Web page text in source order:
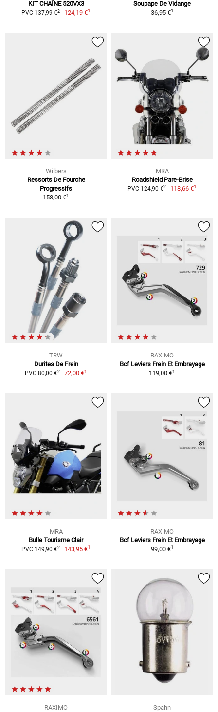
KIT CHAÎNE 520VX3
PVC 137,99 €2 124,19 €1
Soupape De Vidange
36,95 €1
Wilbers
Ressorts De Fourche
Progressifs
158,00 €1
MRA
Roadshield Pare-Brise
PVC 124,90 €2 118,66 €1
TRW
Durites De Frein
PVC 80,00 €2 72,00 €1
RAXIMO
Bcf Leviers Frein Et Embrayage
119,00 €1
MRA
Bulle Tourisme Clair
PVC 149,90 €2 143,95 €1
RAXIMO
Bcf Leviers Frein Et Embrayage
99,00 €1
RAXIMO Spahn